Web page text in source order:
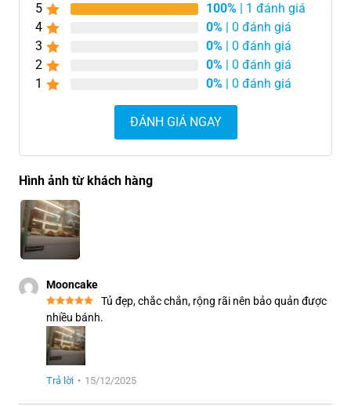
5 100% | 1 đánh giá
4
0% | 0 đánh giá
3
0% | 0 đánh giá
2
0% | 0 đánh giá
1
0% | 0 đánh giá
ĐÁNH GIÁ NGAY
Hình ảnh từ khách hàng
Mooncake
Tủ đẹp, chắc chắn, rộng rãi nên bảo quản được
nhiều bánh.
Trả lời • 15/12/2025